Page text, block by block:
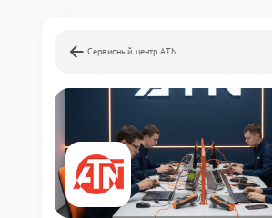
Сервисный центр ATN